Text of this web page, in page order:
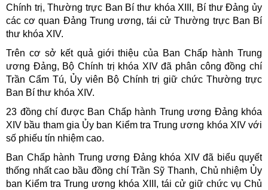
Chính trị, Thường trực Ban Bí thư khóa XIII, Bí thư Đảng ủy
các cơ quan Đảng Trung ương, tái cử Thường trực Ban Bí
thư khóa XIV.
Trên cơ sở kết quả giới thiệu của Ban Chấp hành Trung
ương Đảng, Bộ Chính trị khóa XIV đã phân công đồng chí
Trần Cẩm Tú, Ủy viên Bộ Chính trị giữ chức Thường trực
Ban Bí thư khóa XIV.
23 đồng chí được Ban Chấp hành Trung ương Đảng khóa
XIV bầu tham gia Ủy ban Kiểm tra Trung ương khóa XIV với
số phiếu tín nhiệm cao.
Ban Chấp hành Trung ương Đảng khóa XIV đã biểu quyết
thống nhất cao bầu đồng chí Trần Sỹ Thanh, Chủ nhiệm Ủy
ban Kiểm tra Trung ương khóa XIII, tái cử giữ chức vụ Chủ